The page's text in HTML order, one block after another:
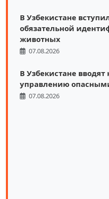
В Узбекистане
обязательной
животных
07.08.2026
В Узбекистане
управлению
07.08.2026